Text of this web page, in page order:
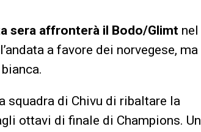
sera affronterà il Bodo/Glimt nel
a favore dei norvegese, ma
squadra di Chivu di ribaltare la
ottavi di finale di Champions. Un